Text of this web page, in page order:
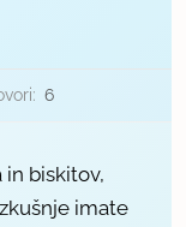
6
in biskitov,
imate